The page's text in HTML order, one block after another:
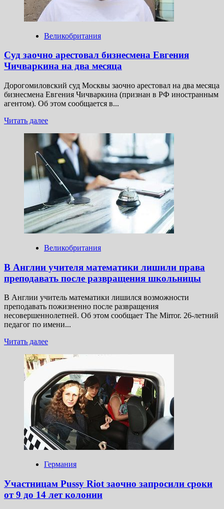
Чичваркина*.
обвиняют
Великобритания
Суд заочно арестовал бизнесмена Евгения
Чичваркина на два месяца
Дорогомиловский суд Москвы заочно арестовал на два месяца
бизнесмена Евгения Чичваркина (признан в РФ иностранным
агентом). Об этом сообщается в...
Читать далееПрочитать
Суд
заочно
арестовал
бизнесмена
Евгения
Чичваркина
на два
месяца
Великобритания
В Англии учителя математики лишили права
преподавать после развращения школьницы
В Англии учитель математики лишился возможности
преподавать пожизненно после развращения
несовершеннолетней. Об этом сообщает The Mirror. 26-летний
педагог по имени...
Читать далееПрочитать
о
В Англии
учителя
математики
лишили
права
преподавать
после
развращения
школьницы
Германия
Участницам Pussy Riot заочно запросили сроки
от 9 до 14 лет колонии